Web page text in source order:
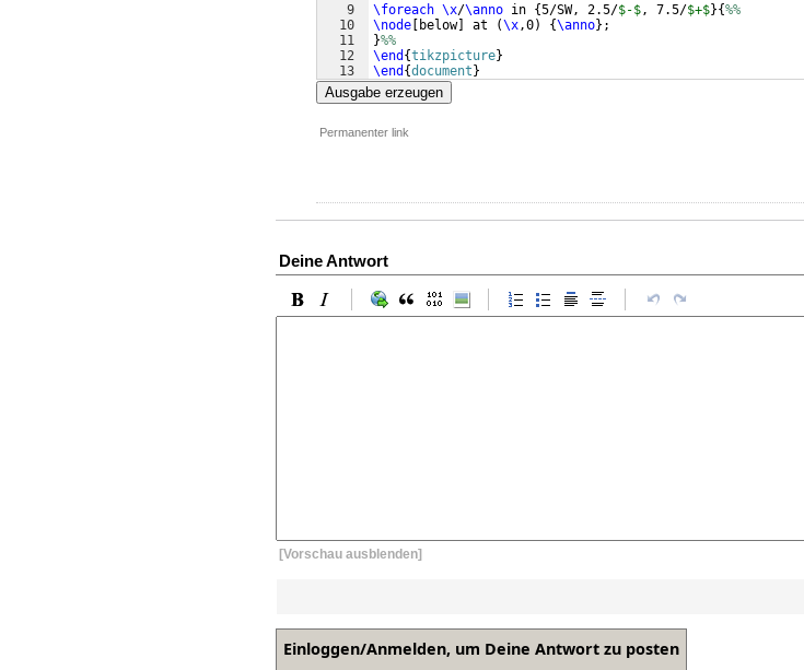
9
10
11
12
13
\foreach \x/\anno in {5/SW, 2.5/$-$, 7.5/$+$}{%%
\node
below] at (\x,0) {\anno} ;
}%%
\end {tikzpicture}
\end {document }
Ausgabe erzeugen
Permanenter link
Deine Antwort
[Vorschau ausblenden]